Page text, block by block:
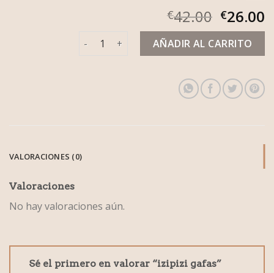
€42.00 €26.00
izipizi gafas cantidadAÑADIR AL CARRITO
VALORACIONES (0)
Valoraciones
No hay valoraciones aún.
Sé el primero en valorar “izipizi gafas”